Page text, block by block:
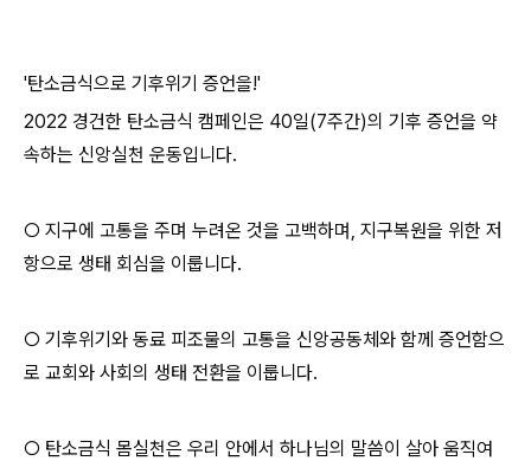
'탄소금식으로 기후위기 증언을!'
2022 경건한 탄소금식 캠페인은 40일(7주간)의 기후 증언을 약
속하는 신앙실천 운동입니다.
○ 지구에 고통을 주며 누려온 것을 고백하며, 지구복원을 위한 저
항으로 생태 회심을 이룹니다.
○ 기후위기와 동료 피조물의 고통을 신앙공동체와 함께 증언함으
로 교회와 사회의 생태 전환을 이룹니다.
○ 탄소금식 몸실천은 우리 안에서 하나님의 말씀이 살아 움직여